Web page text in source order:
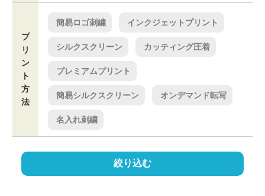
プ
リ
ン
ト
方
法
簡易ロゴ刺繍 インクジェットプリント
シルクスクリーン カッティング圧着
プレミアムプリント
簡易シルクスクリーン オンデマンド転写
名入れ刺繍